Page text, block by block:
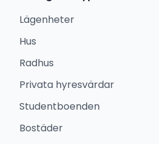
Lägenheter
Hus
Radhus
Privata hyresvärdar
Studentboenden
Bostäder